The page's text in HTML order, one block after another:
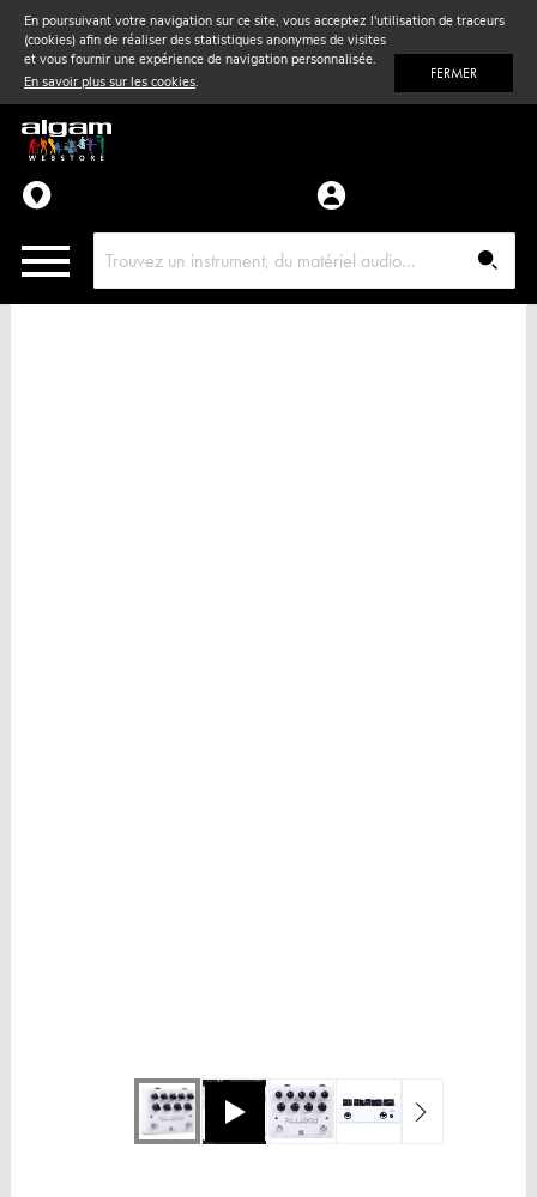
En poursuivant votre navigation sur ce site, vous acceptez l'utilisation de traceurs
(cookies) afin de réaliser des statistiques anonymes de visites
et vous fournir une expérience de navigation personnalisée.
En savoir plus sur les cookies. FERMER
Vent& Violon
Accessoires
Pièces détachées